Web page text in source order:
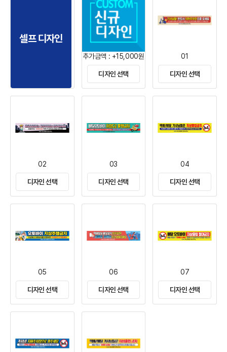
셀프 디자인
추가금액 : +15,000원
디자인 선택
01
디자인 선택
02
디자인 선택
03
디자인 선택
04
디자인 선택
05
디자인 선택
06
디자인 선택
07
디자인 선택